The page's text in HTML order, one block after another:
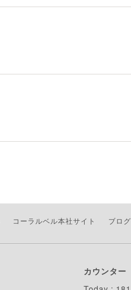
コーラルベル本社サイト ブログ
カウンター